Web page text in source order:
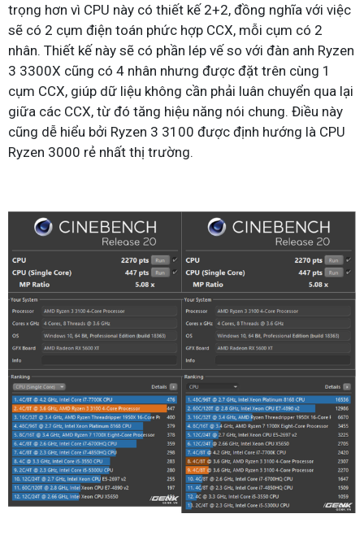
trọng hơn vì CPU này có thiết kế 2+2, đồng nghĩa với việc
sẽ có 2 cụm điện toán phức hợp CCX, mỗi cụm có 2
nhân. Thiết kế này sẽ có phần lép vế so với đàn anh Ryzen
3 3300X cũng có 4 nhân nhưng được đặt trên cùng 1
cụm CCX, giúp dữ liệu không cần phải luân chuyển qua lại
giữa các CCX, từ đó tăng hiệu năng nói chung. Điều này
cũng dễ hiểu bởi Ryzen 3 3100 được định hướng là CPU
Ryzen 3000 rẻ nhất thị trường.